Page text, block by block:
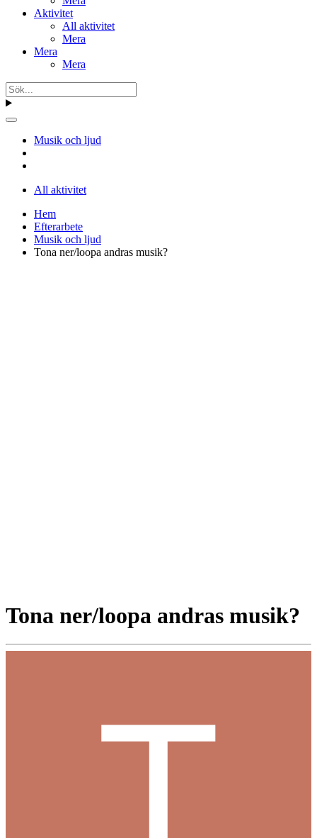
Aktivitet
All aktivitet
Mera
Mera
Mera
Musik och ljud
All aktivitet
Hem
Efterarbete
Musik och ljud
Tona ner/loopa andras musik?
Tona ner/loopa andras musik?